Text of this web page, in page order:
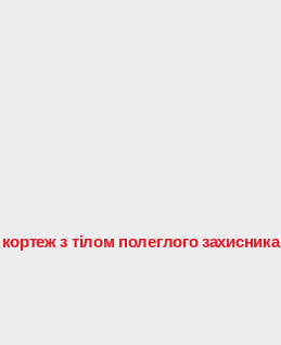
з тілом полеглого захисника